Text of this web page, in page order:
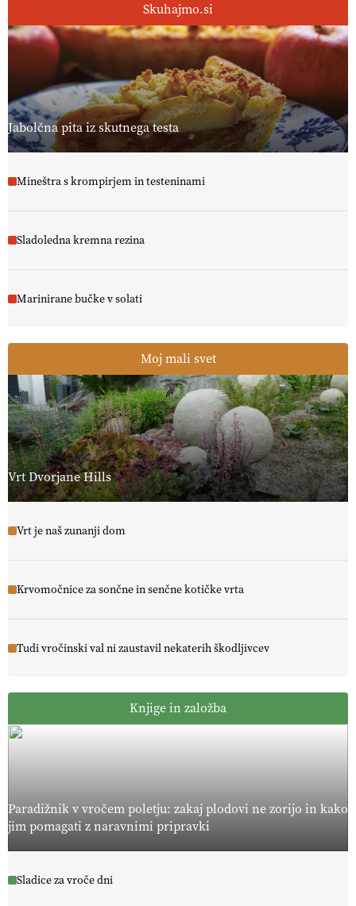
Skuhajmo.si
Jabolčna pita iz skutnega testa
Mineštra s krompirjem in testeninami
Sladoledna kremna rezina
Marinirane bučke v solati
Moj mali svet
Vrt Dvorjane Hills
Vrt je naš zunanji dom
Krvomočnice za sončne in senčne kotičke vrta
Tudi vročinski val ni zaustavil nekaterih škodljivcev
Knjige in založba
Paradižnik v vročem poletju: zakaj plodovi ne zorijo in kako
jim pomagati z naravnimi pripravki
Sladice za vroče dni